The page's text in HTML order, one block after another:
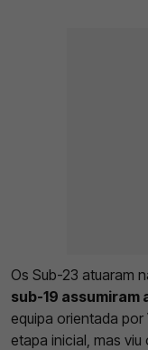
Os Sub-23 atuaram
sub-19 assumiram
equipa orientada
etapa inicial, mas viu